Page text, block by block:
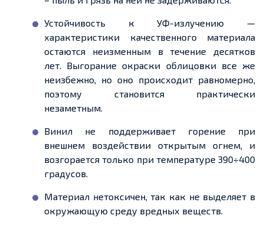
Устойчивость кУФ-излучению —
характеристики качественного материала
остаются неизменным в течение десятков
лет. Выгорание окраски облицовки все же
неизбежно, но оно происходит равномерно,
поэтому становится практически
незаметным.
Винил не поддерживает горение при
внешнем воздействии открытым огнем, и
возгорается только при температуре 390÷400
градусов.
Материал нетоксичен, так как не выделяет в
окружающую среду вредных веществ.